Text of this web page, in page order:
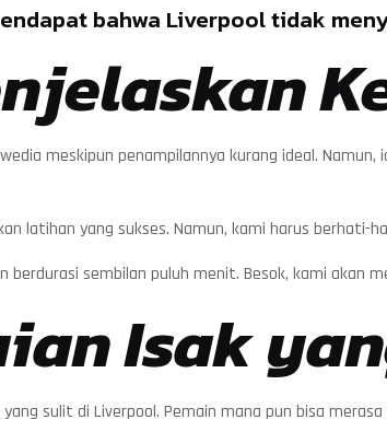
bahwa Liverpool tidak
meskipun penampilannya kurang ideal.
latihan yang sukses. Namun, kami harus
berdurasi sembilan puluh menit. Besok, kami akan
Isak
sulit di Liverpool. Pemain mana pun bisa